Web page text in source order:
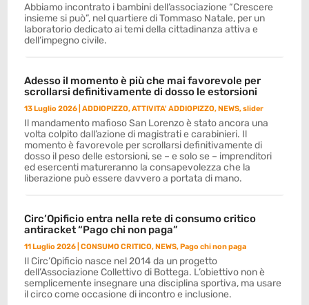
Abbiamo incontrato i bambini dell’associazione “Crescere
insieme si può”, nel quartiere di Tommaso Natale, per un
laboratorio dedicato ai temi della cittadinanza attiva e
dell’impegno civile.
Adesso il momento è più che mai favorevole per
scrollarsi definitivamente di dosso le estorsioni
13 Luglio 2026 |ADDIOPIZZO,ATTIVITA' ADDIOPIZZO,NEWS,slider
Il mandamento mafioso San Lorenzo è stato ancora una
volta colpito dall’azione di magistrati e carabinieri. Il
momento è favorevole per scrollarsi definitivamente di
dosso il peso delle estorsioni, se – e solo se – imprenditori
ed esercenti matureranno la consapevolezza che la
liberazione può essere davvero a portata di mano.
Circ’Opificio entra nella rete di consumo critico
antiracket “Pago chi non paga”
11 Luglio 2026 |CONSUMO CRITICO,NEWS,Pago chi non paga
Il Circ’Opificio nasce nel 2014 da un progetto
dell’Associazione Collettivo di Bottega. L’obiettivo non è
semplicemente insegnare una disciplina sportiva, ma usare
il circo come occasione di incontro e inclusione.